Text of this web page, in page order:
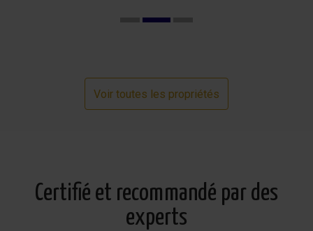
Voir toutes les propriétés
Certifié et recommandé par des
experts